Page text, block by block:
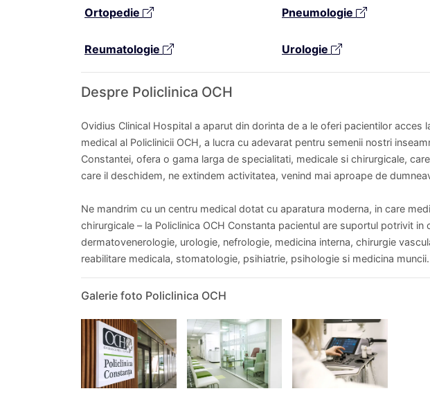
Ortopedie
Pneumologie
Reumatologie
Urologie
Despre Policlinica OCH
Ovidius Clinical Hospital a aparut din dorinta de a le oferi pacientilor
medical al Policlinicii OCH, a lucra cu adevarat pentru semenii nostri
Constantei, ofera o gama larga de specialitati, medicale si chirurgicale,
care il deschidem, ne extindem activitatea, venind mai aproape de
Ne mandrim cu un centru medical dotat cu aparatura moderna, in care
chirurgicale – la Policlinica OCH Constanta pacientul are suportul potrivit
dermatovenerologie, urologie, nefrologie, medicina interna, chirurgie
reabilitare medicala, stomatologie, psihiatrie, psihologie si medicina muncii.
Galerie foto Policlinica OCH